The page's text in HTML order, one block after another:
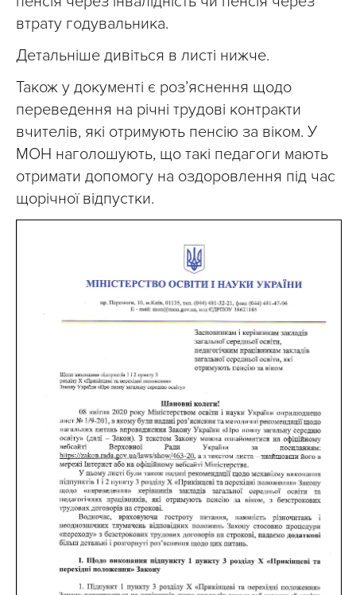
втрату годувальника.
Детальніше дивіться в листі нижче.
Також у документі є роз’яснення щодо
переведення на річні трудові контракти
вчителів, які отримують пенсію за віком. У
МОН наголошують, що такі педагоги мають
отримати допомогу на оздоровлення під час
щорічної відпустки.